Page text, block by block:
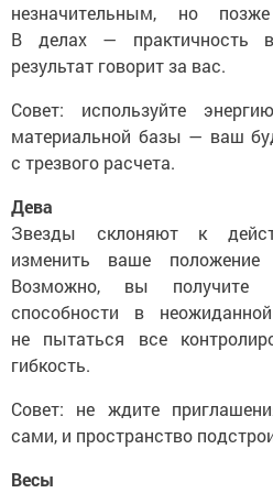
незначительным, но
В делах — практичность
результат говорит за вас.
Совет: используйте
материальной базы — ваш
с трезвого расчета.
Дева
Звезды склоняют к
изменить ваше
Возможно, вы получите
способности в
не пытаться все
гибкость.
Совет: не ждите
сами, и пространство
Весы